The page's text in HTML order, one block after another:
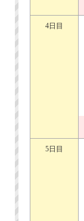
4日目
5日目